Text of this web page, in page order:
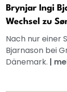
Brynjar Ingi
Wechsel zu
Nach nur einer
Bjarnason bei
Dänemark. |